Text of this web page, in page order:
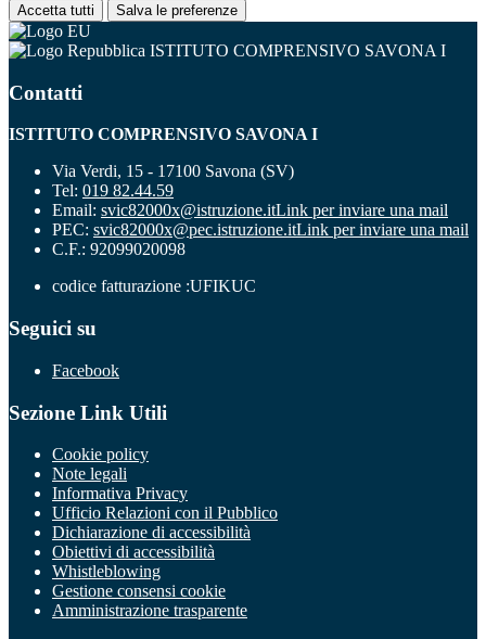
Accetta tutti Salva le preferenze
ISTITUTO COMPRENSIVO SAVONA I
Contatti
ISTITUTO COMPRENSIVO SAVONA I
Via Verdi, 15 - 17100 Savona (SV)
Tel: 019 82.44.59
Email: svic82000x@istruzione.itLink per inviare una mail
PEC: svic82000x@pec.istruzione.itLink per inviare una mail
C.F.: 92099020098
codice fatturazione :UFIKUC
Seguici su
Facebook
Sezione Link Utili
Cookie policy
Note legali
Informativa Privacy
Ufficio Relazioni con il Pubblico
Dichiarazione di accessibilità
Obiettivi di accessibilità
Whistleblowing
Gestione consensi cookie
Amministrazione trasparente